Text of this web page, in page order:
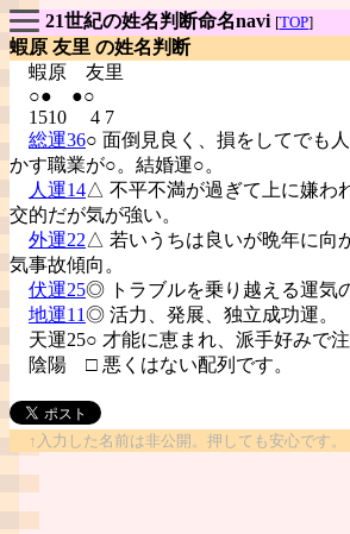
21世紀の姓名判断命名navi [TOP]
蝦原 友里 の姓名判断
蝦原 友里
○● ●○
1510 4 7
総運36○ 面倒見良く、損をしてでも
かす職業が○。結婚運○。
人運14△ 不平不満が過ぎて上に嫌わ
交的だが気が強い。
外運22△ 若いうちは良いが晩年に向
気事故傾向。
伏運25◎ トラブルを乗り越える運気
地運11◎ 活力、発展、独立成功運。
天運25○ 才能に恵まれ、派手好みで注
陰陽 □ 悪くはない配列です。
↑入力した名前は非公開。押しても安心です。